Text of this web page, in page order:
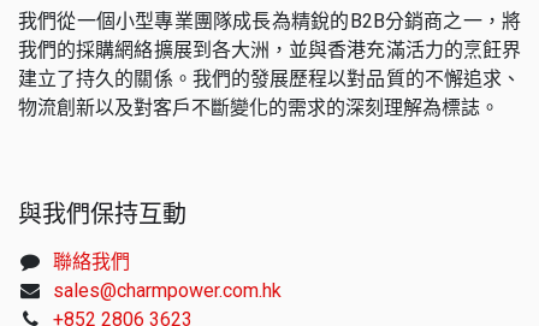
我們從一個小型專業團隊成長為精銳的B2B分銷商之一，將
我們的採購網絡擴展到各大洲，並與香港充滿活力的烹飪界
建立了持久的關係。我們的發展歷程以對品質的不懈追求、
物流創新以及對客戶不斷變化的需求的深刻理解為標誌。
與我們保持互動
聯絡我們
sales@charmpower.com.hk
+852 2806 3623